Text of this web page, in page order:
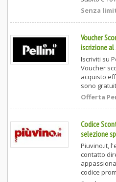
Senza
Voucher
iscrizione
Iscriviti su
Voucher
acquisto
sono
Offerta
Codice
selezione
Piuvino.it,
contatto
codice